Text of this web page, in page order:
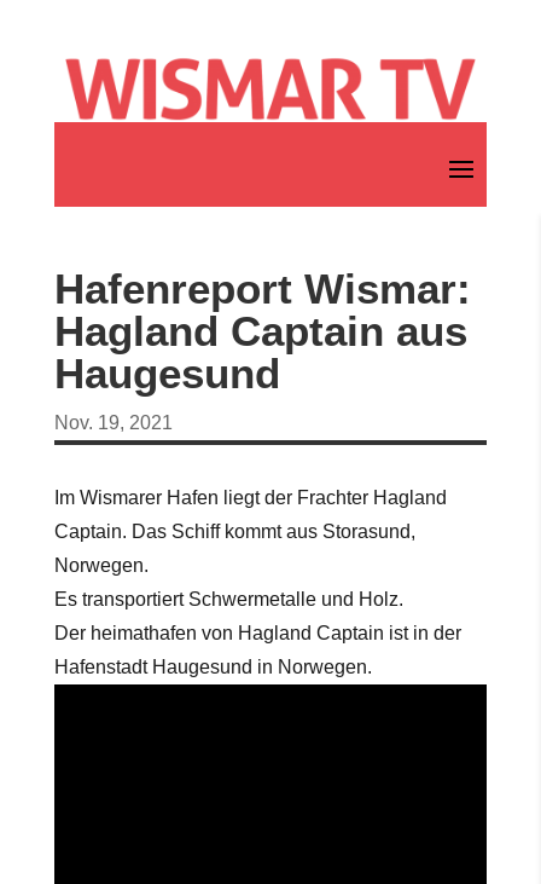
Hafenreport Wismar:
Hagland Captain aus
Haugesund
Nov. 19, 2021
Im Wismarer Hafen liegt der Frachter Hagland
Captain. Das Schiff kommt aus Storasund,
Norwegen.
Es transportiert Schwermetalle und Holz.
Der heimathafen von Hagland Captain ist in der
Hafenstadt Haugesund in Norwegen.